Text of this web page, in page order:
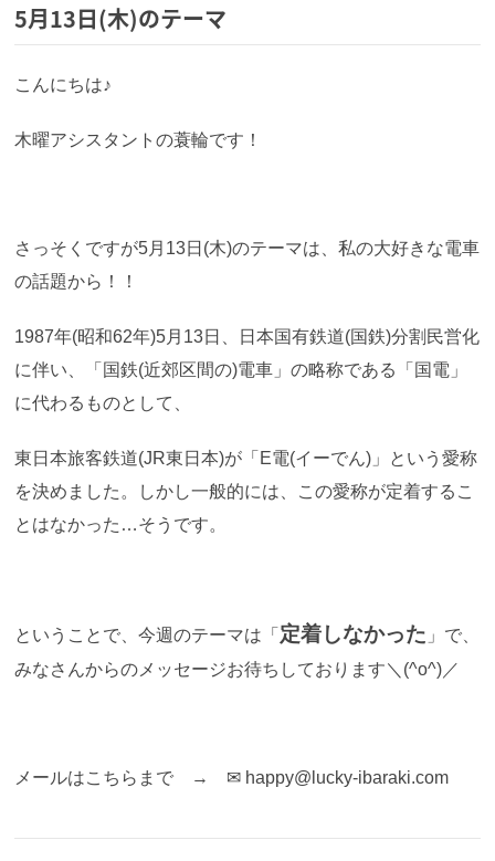
5月13日(木)のテーマ
こんにちは♪
木曜アシスタントの蓑輪です！
さっそくですが5月13日(木)のテーマは、私の大好きな電車
の話題から！！
1987年(昭和62年)5月13日、日本国有鉄道(国鉄)分割民営化
に伴い、「国鉄(近郊区間の)電車」の略称である「国電」
に代わるものとして、
東日本旅客鉄道(JR東日本)が「E電(イーでん)」という愛称
を決めました。しかし一般的には、この愛称が定着するこ
とはなかった…そうです。
ということで、今週のテーマは「 定着しなかった 」で、
みなさんからのメッセージお待ちしております＼(^o^)／
メールはこちらまで → ✉ happy@lucky-ibaraki.com